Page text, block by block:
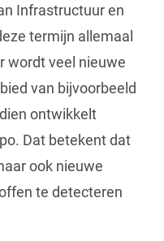
Infrastructuur en
termijn allemaal
wordt veel nieuwe
van bijvoorbeeld
ontwikkelt
Dat betekent dat
ook nieuwe
te detecteren